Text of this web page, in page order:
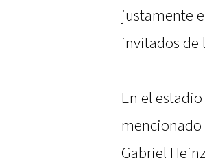
justamente
invitados de
En el
mencionado
Gabriel